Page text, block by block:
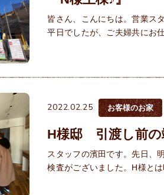
皆さん、こんにちは。営業ス
平日でしたが、ご夫婦共にお
2022.02.25 お客様のお家
H様邸 引渡し前の
スタッフの濱田です。先日、
検査がございました。H様と